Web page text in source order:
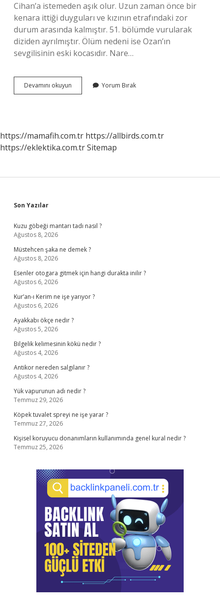
Cihan’a istemeden aşık olur. Uzun zaman önce bir
kenara ittiği duyguları ve kızının etrafındaki zor
durum arasında kalmıştır. 51. bölümde vurularak
diziden ayrılmıştır. Ölüm nedeni ise Ozan’ın
sevgilisinin eski kocasıdır. Nare…
Devamını okuyun Gülseren
Diziden
Yorum Bırak
https://mamafih.com.tr https://allbirds.com.tr
https://eklektika.com.trSitemap
Sidebar
Son Yazılar
Kuzu göbeği mantarı tadı nasıl ?
Ağustos 8, 2026
Müstehcen şaka ne demek ?
Ağustos 8, 2026
Esenler otogara gitmek için hangi durakta inilir ?
Ağustos 6, 2026
Kur’an-ı Kerim ne işe yarıyor ?
Ağustos 6, 2026
Ayakkabı ökçe nedir ?
Ağustos 5, 2026
Bilgelik kelimesinin kökü nedir ?
Ağustos 4, 2026
Antikor nereden salgılanır ?
Ağustos 4, 2026
Yük vapurunun adı nedir ?
Temmuz 29, 2026
Köpek tuvalet spreyi ne işe yarar ?
Temmuz 27, 2026
Kişisel koruyucu donanımların kullanımında genel kural nedir ?
Temmuz 25, 2026